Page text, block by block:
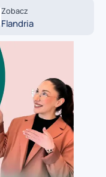
Zobacz
Flandria